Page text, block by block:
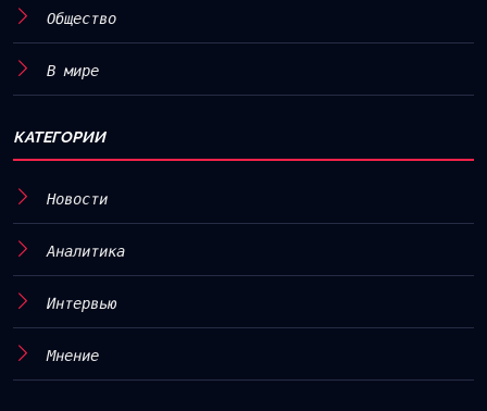
Общество
В мире
КАТЕГОРИИ
Новости
Аналитика
Интервью
Мнение